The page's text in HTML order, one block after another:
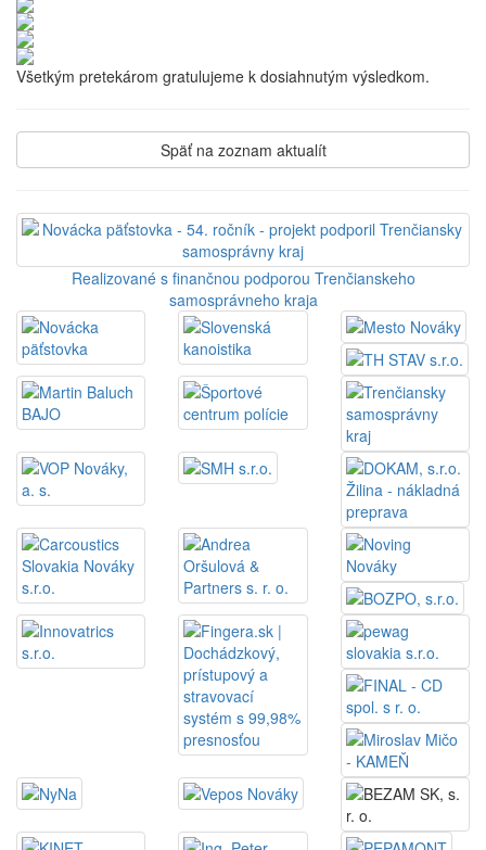
Všetkým pretekárom gratulujeme k dosiahnutým výsledkom.
Späť na zoznam aktualít
Realizované s finančnou podporou Trenčianskeho
samosprávneho kraja